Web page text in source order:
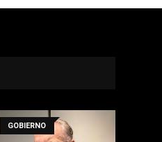
GOBIERNO